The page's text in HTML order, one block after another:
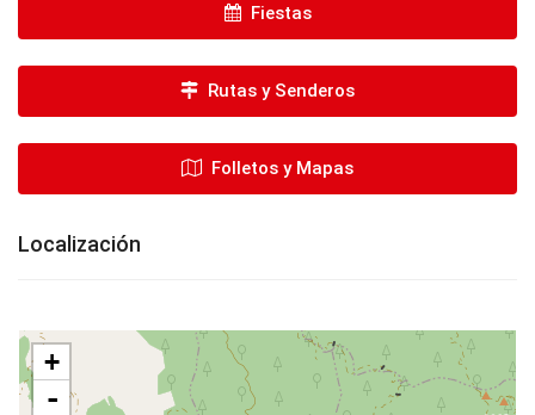
Fiestas
Rutas y Senderos
Folletos y Mapas
Localización
+
-